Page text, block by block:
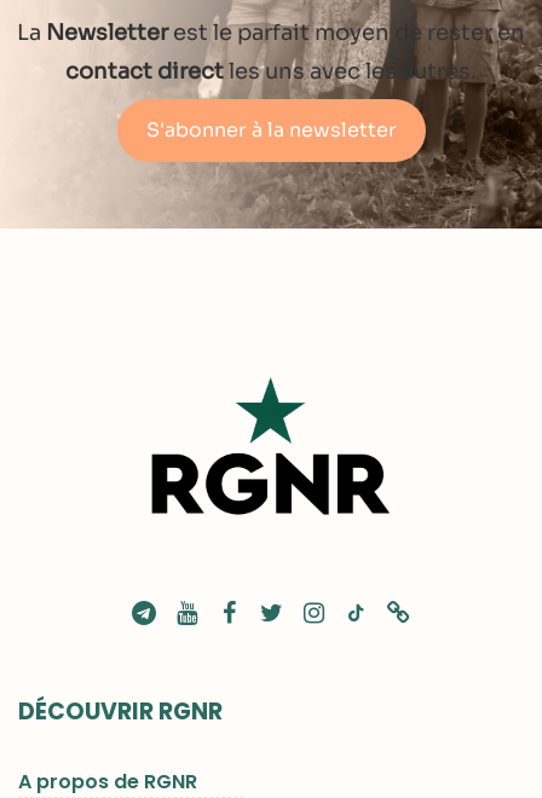
La Newsletterest le parfait moyen de rester en
contact directles uns avec les autres.
S'abonner à la newsletter
DÉCOUVRIR RGNR
A propos de RGNR